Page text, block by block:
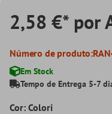
2,58 €* por
Número de produto:
Em Stock
Tempo de Entrega 5-7
Cor: Colori